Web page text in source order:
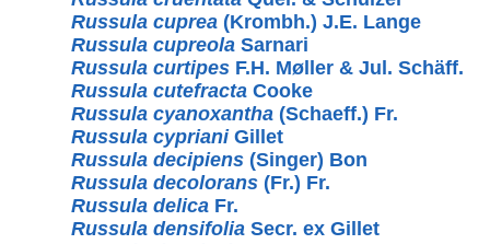
Russula cuprea (Krombh.) J.E. Lange
Russula cupreola Sarnari
Russula curtipes F.H. Møller & Jul. Schäff.
Russula cutefracta Cooke
Russula cyanoxantha (Schaeff.) Fr.
Russula cyprianiGillet
Russula decipiens (Singer) Bon
Russula decolorans (Fr.) Fr.
Russula delica Fr.
Russula densifolia Secr. ex Gillet